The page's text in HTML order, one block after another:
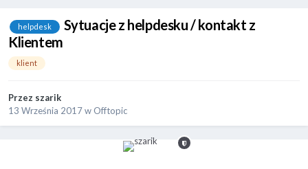
helpdesk
Sytuacje z helpdesku / kontakt z
Klientem
klient
Przez szarik
13 Września 2017w Offtopic